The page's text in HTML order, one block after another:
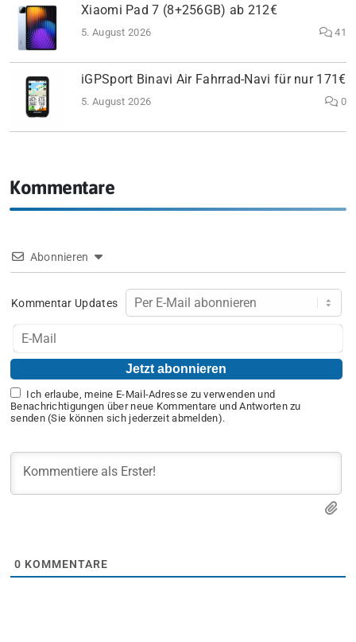
Xiaomi Pad 7 (8+256GB) ab 212€
5. August 2026 41
iGPSport Binavi Air Fahrrad-Navi für nur 171€
5. August 2026 0
Kommentare
Abonnieren
Kommentar Updates
Ich erlaube, meine E-Mail-Adresse zu verwenden und
Benachrichtigungen über neue Kommentare und Antworten zu
senden (Sie können sich jederzeit abmelden).
0 KOMMENTARE